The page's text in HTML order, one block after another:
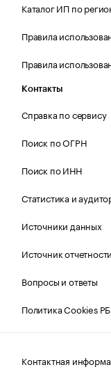
Каталог ИП по
Правила
Правила
Контакты
Справка по сервису
Поиск по ОГРН
Поиск по ИНН
Статистика и
Источники данных
Источник
Вопросы и ответы
Политика Cookies
Контактная